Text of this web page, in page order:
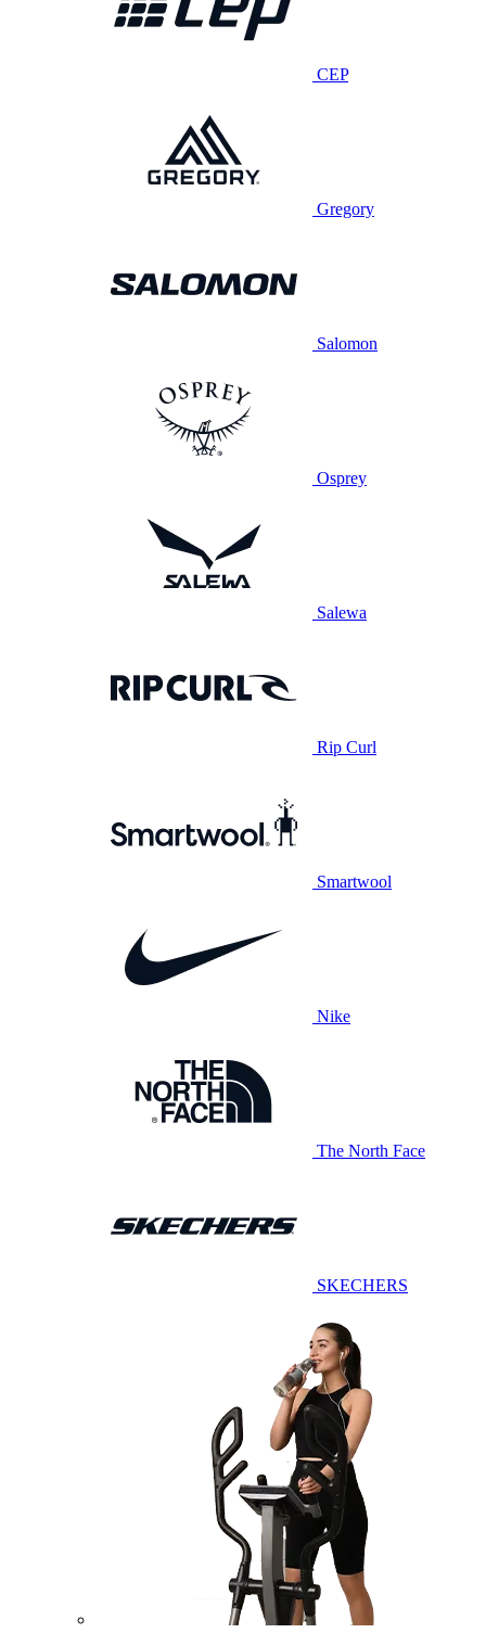
CEP
Gregory
Salomon
Osprey
Salewa
Rip Curl
Smartwool
Nike
The North Face
SKECHERS